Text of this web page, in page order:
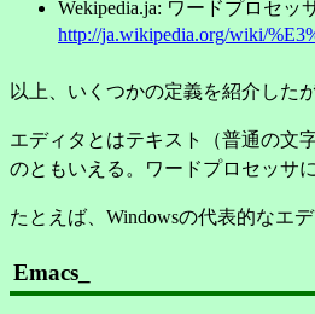
Wekipedia.ja: ワードプロセッ
http://ja.wikipedia.org/wiki/
以上、いくつかの定義を紹介した
エディタとはテキスト（普通の文
のともいえる。ワードプロセッサ
たとえば、Windowsの代表的なエ
Emacs